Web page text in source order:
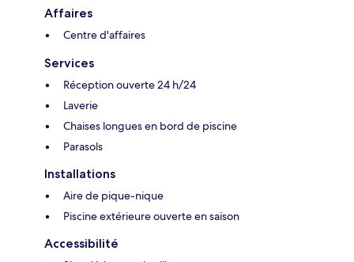
Affaires
Centre d'affaires
Services
Réception ouverte 24 h/24
Laverie
Chaises longues en bord de piscine
Parasols
Installations
Aire de pique-nique
Piscine extérieure ouverte en saison
Accessibilité